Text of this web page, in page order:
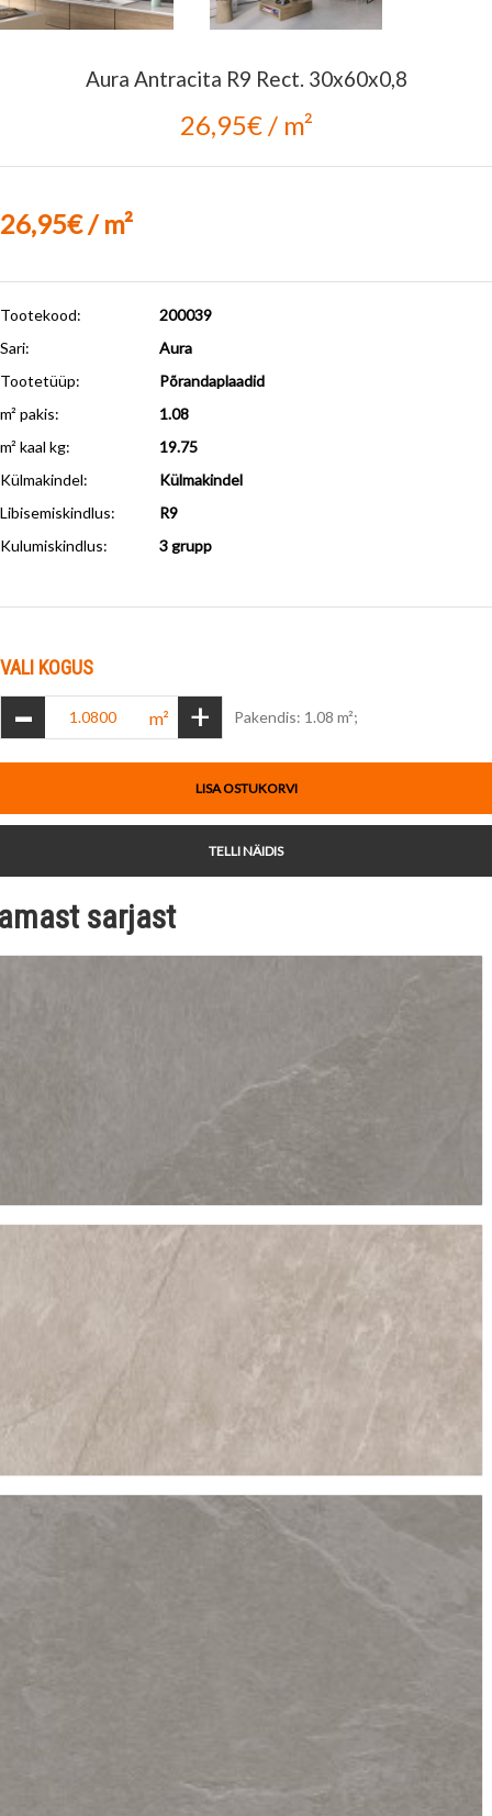
Aura Antracita R9 Rect. 30x60x0,8
26,95€ / m²
26,95€ / m²
Tootekood:
200039
Sari:
Aura
Tootetüüp:
Põrandaplaadid
m² pakis:
1.08
m² kaal kg:
19.75
Külmakindel:
Külmakindel
Libisemiskindlus:
R9
Kulumiskindlus: 3 grupp
VALI KOGUS
- m² + Pakendis: 1.08 m²;
LISA OSTUKORVI
TELLI NÄIDIS
sarjast